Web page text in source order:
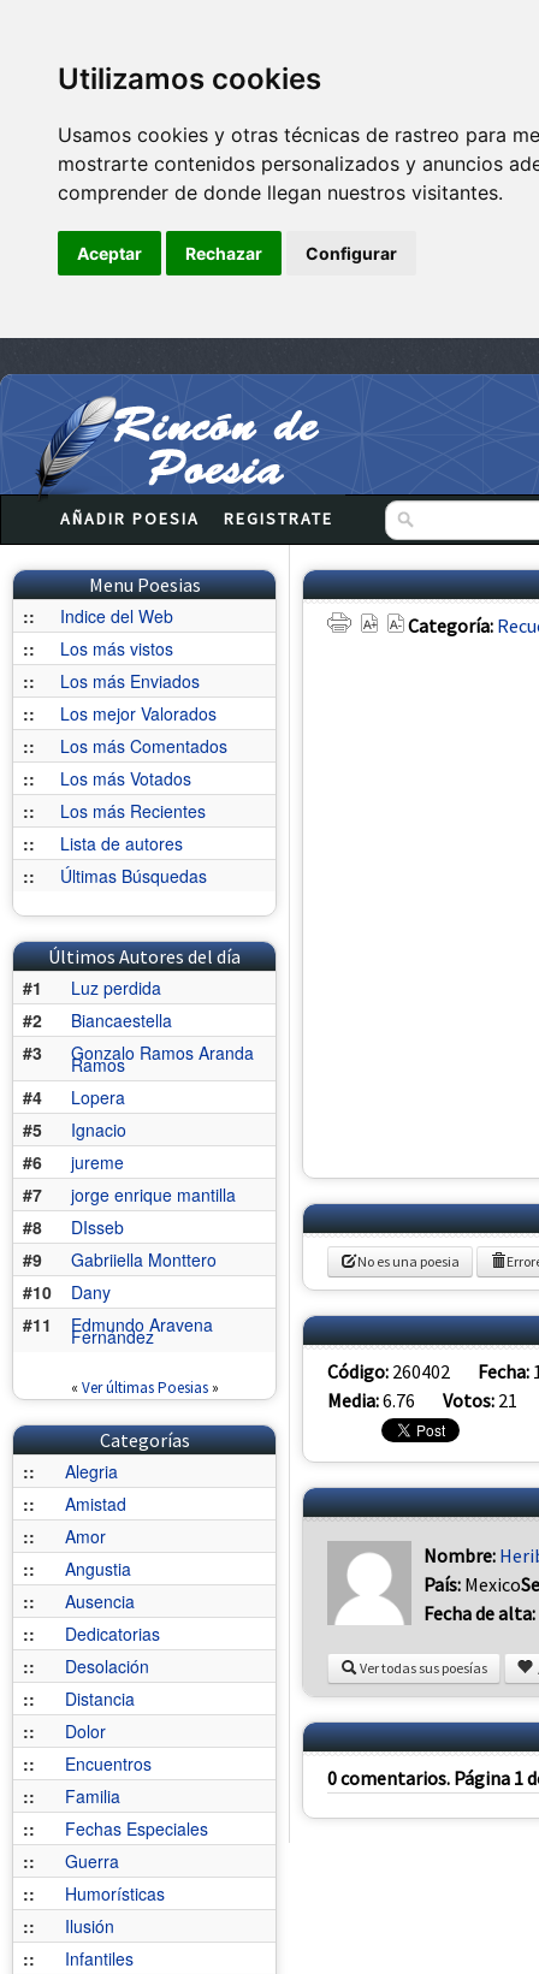
Utilizamos cookies
Usamos cookies y otras técnicas de rastreo para
mostrarte contenidos personalizados y anuncios
comprender de donde llegan nuestros visitantes.
Aceptar Rechazar Configurar
AÑADIR POESIA REGISTRATE
Menu Poesias
::
Indice del Web
::
Los más vistos
::
Los más Enviados
::
Los mejor Valorados
::
Los más Comentados
::
Los más Votados
::
Los más Recientes
::
Lista de autores
::
Últimas Búsquedas
Últimos Autores del día
#1
Luz perdida
#2
Biancaestella
#3
Gonzalo Ramos Aranda
Ramos
#4
Lopera
#5
Ignacio
#6
jureme
#7
jorge enrique mantilla
#8
DIsseb
#9
Gabriiella Monttero
#10
Dany
#11
Edmundo Aravena
Fernández
« Ver últimas Poesias»
Categorías
::
Alegria
::
Amistad
::
Amor
::
Angustia
::
Ausencia
::
Dedicatorias
::
Desolación
::
Distancia
::
Dolor
::
Encuentros
::
Familia
::
Fechas Especiales
::
Guerra
::
Humorísticas
::
Ilusión
::
Infantiles
Categoría:
No es una poesia
Código: 260402 Fecha:
Media:6.76 Votos: 21
Nombre:
País: Mexico
Fecha de alta:
Ver todas sus poesías
0 comentarios. Página 1